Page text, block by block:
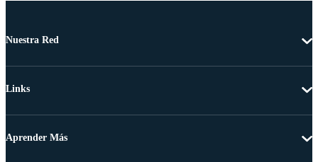
Nuestra Red
Links
Aprender Más